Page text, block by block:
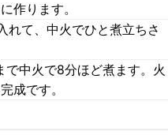
作ります。
れて、中火でひと煮立ちさ
中火で8分ほど煮ます。火
成です。